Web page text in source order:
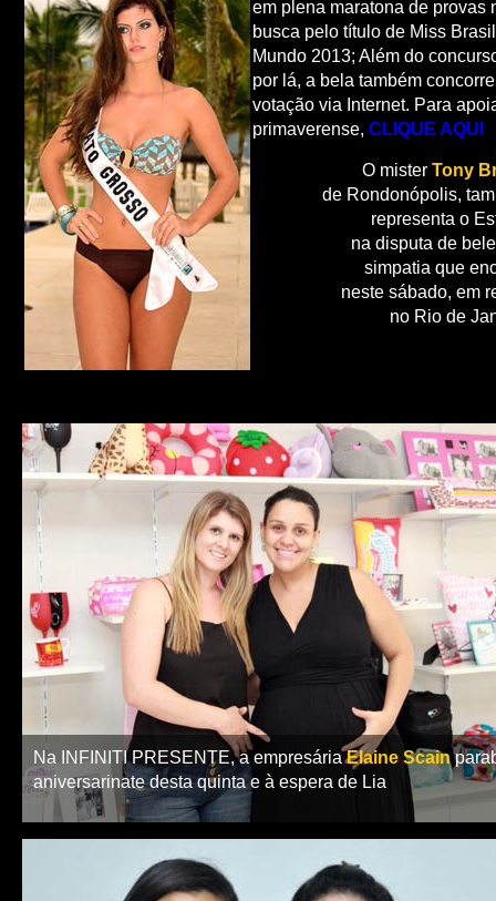
em plena maratona de provas
busca pelo título de Miss Brasil
Mundo 2013; Além do
por lá, a bela também
votação via Internet. Para
primaverense, CLIQUE AQUI
O mister Tony
de Rondonópolis,
representa o
na disputa de
simpatia que
neste sábado, em
no Rio de
Na INFINITI PRESENTE, a empresáriaElaine Scain
aniversarinate desta quinta e à espera de Lia